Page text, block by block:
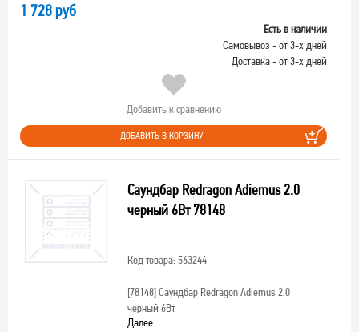
1 728 руб
Есть в наличии
Самовывоз - от 3-х дней
Доставка - от 3-х дней
Добавить к сравнению
ДОБАВИТЬ В КОРЗИНУ
Саундбар Redragon Adiemus 2.0
черный 6Вт 78148
Код товара: 563244
[78148]Саундбар Redragon Adiemus 2.0
черный 6Вт
Далее...